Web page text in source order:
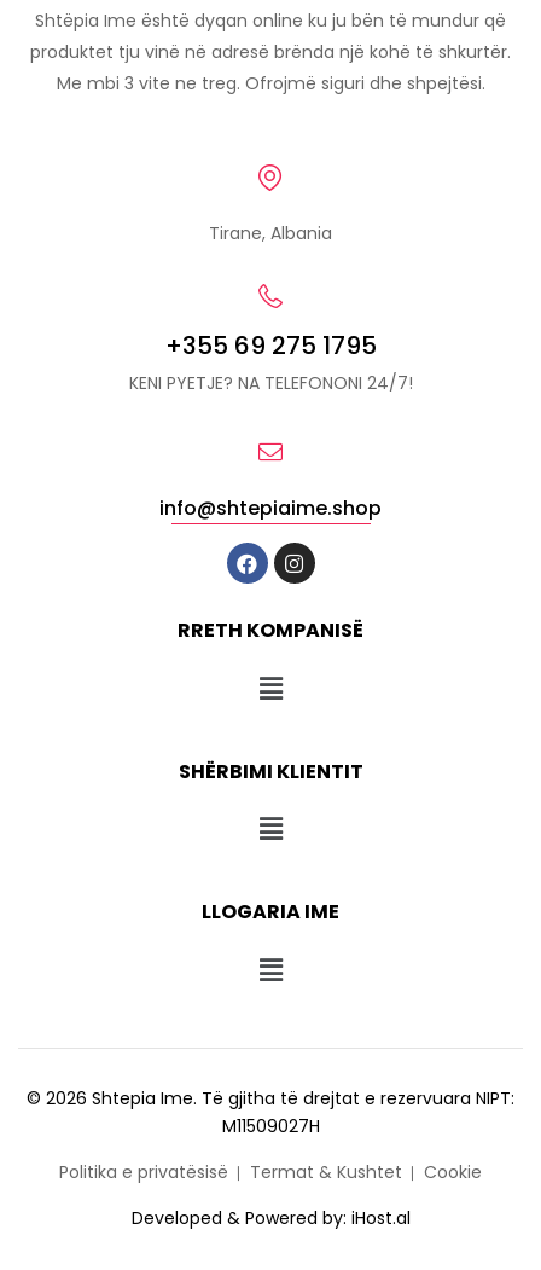
Shtëpia Ime është dyqan online ku ju bën të mundur që
produktet tju vinë në adresë brënda një kohë të shkurtër.
Me mbi 3 vite ne treg. Ofrojmë siguri dhe shpejtësi.
Tirane, Albania
+355 69 275 1795
KENI PYETJE? NA TELEFONONI 24/7!
info@shtepiaime.shop
RRETH KOMPANISË
SHËRBIMI KLIENTIT
LLOGARIA IME
© 2026 Shtepia Ime. Të gjitha të drejtat e rezervuara NIPT:
M11509027H
Politika e privatësisë
Termat & Kushtet
Cookie
Developed & Powered by: iHost.al